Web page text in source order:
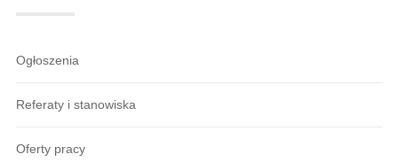
Ogłoszenia
Referaty i stanowiska
Oferty pracy